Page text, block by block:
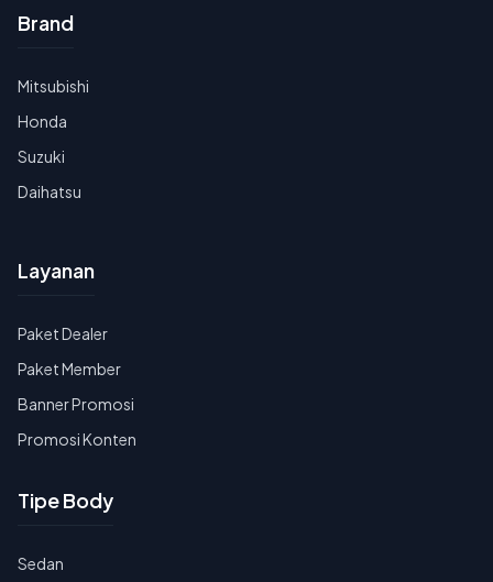
Brand
Mitsubishi
Honda
Suzuki
Daihatsu
Layanan
Paket Dealer
Paket Member
Banner Promosi
Promosi Konten
Tipe Body
Sedan